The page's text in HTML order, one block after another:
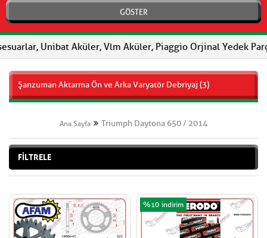
GÖSTER
Unibat Aküler, Vlm Aküler, Piaggio Orjinal Yedek
Şanzuman Aktarma Ön ve Arka Varyatör Debriyaj (3)
Ana Sayfa Triumph Daytona 650 / 2014
FİLTRELE
%10